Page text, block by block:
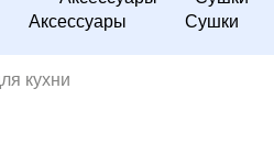
Аксессуары Сушки
кухни